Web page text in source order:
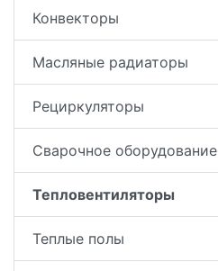
Конвекторы
Масляные радиаторы
Рециркуляторы
Сварочное оборудование
Тепловентиляторы
Теплые полы